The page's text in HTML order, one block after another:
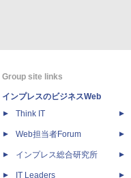
Group site links
インプレスのビジネスWeb
Think IT
Web担当者Forum
インプレス総合研究所
IT Leaders